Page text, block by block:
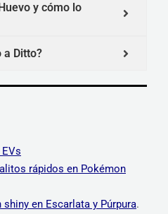
y cómo lo
a Ditto?
rápidos en Pokémon
en Escarlata y Púrpura.